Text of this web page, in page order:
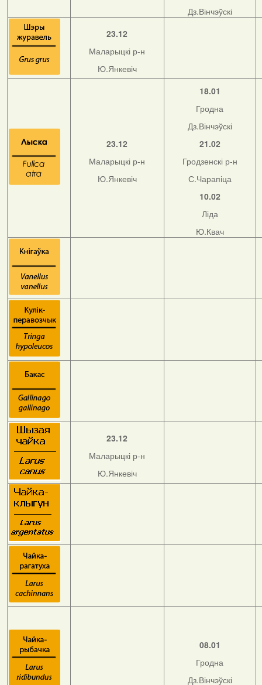
Дз.Вінчэўскі
23.12
Маларыцкі р-н
Ю.Янкевіч
23.12
Маларыцкі р-н
Ю.Янкевіч
18.01
Гродна
Дз.Вінчэўскі
21.02
Гродзенскі р-н
С.Чарапіца
10.02
Ліда
Ю.Квач
23.12
Маларыцкі р-н
Ю.Янкевіч
08.01
Гродна
Дз.Вінчэўскі